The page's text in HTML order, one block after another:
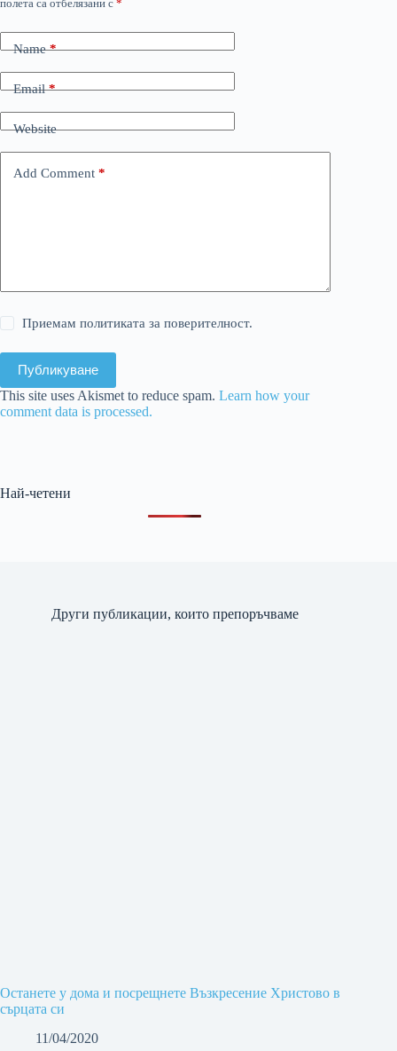
полета са отбелязани с *
Name*
Email*
Website
Add Comment *
Приемам политиката за поверителност.
Публикуване
This site uses Akismet to reduce spam. Learn how your
comment data is processed.
Най-четени
Други публикации, които препоръчваме
Останете у дома и посрещнете Възкресение Христово в
сърцата си
11/04/2020